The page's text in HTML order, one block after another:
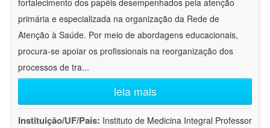
fortalecimento dos papéis desempenhados pela atenção
primária e especializada na organização da Rede de
Atenção à Saúde. Por meio de abordagens educacionais,
procura-se apoiar os profissionais na reorganização dos
processos de tra...
leia mais
Instituição/UF/País: Instituto de Medicina Integral Professor